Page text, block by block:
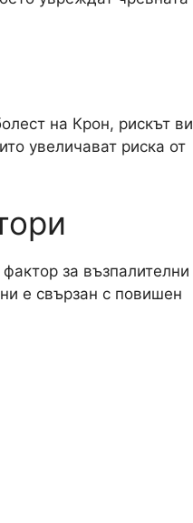
на Крон, рискът ви
увеличават риска от
за възпалителни
е свързан с повишен